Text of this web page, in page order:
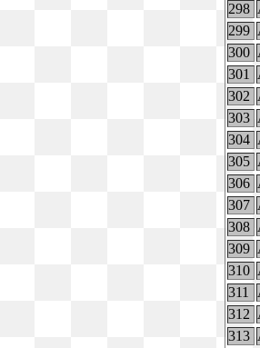
298
299
300
301
302
303
304
305
306
307
308
309
310
311
312
313